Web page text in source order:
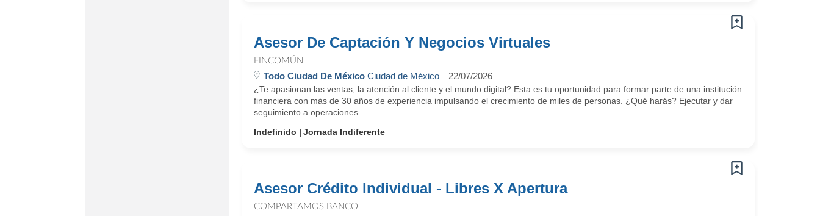
Asesor De Captación Y Negocios Virtuales
FINCOMÚN
Todo Ciudad De MéxicoCiudad de México 22/07/2026
¿Te apasionan las ventas, la atención al cliente y el mundo digital? Esta es tu oportunidad para formar parte de una institución
financiera con más de 30 años de experiencia impulsando el crecimiento de miles de personas. ¿Qué harás? Ejecutar y dar
seguimiento a operaciones ...
Indefinido
Jornada Indiferente
Asesor Crédito Individual - Libres X Apertura
COMPARTAMOS BANCO